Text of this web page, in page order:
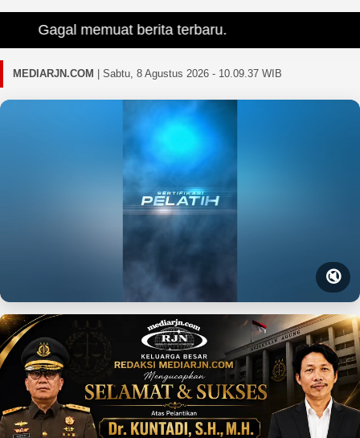
Gagal memuat berita terbaru.
MEDIARJN.COM Sabtu, 8 Agustus 2026 - 10.09.38 WIB
🔇